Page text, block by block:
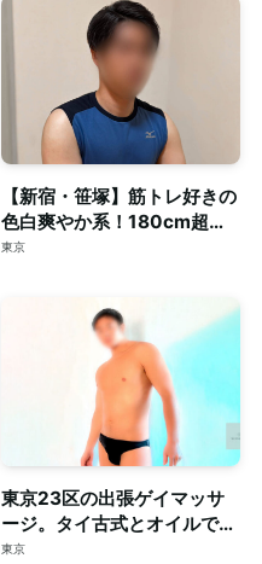
【新宿・笹塚】筋トレ好きの
色白爽やか系！180cm超え
の長身・がっちり体型セラピ
東京
東京23区の出張ゲイマッサ
ージ。タイ古式とオイルで心
身を深く整える至福のリラク
東京